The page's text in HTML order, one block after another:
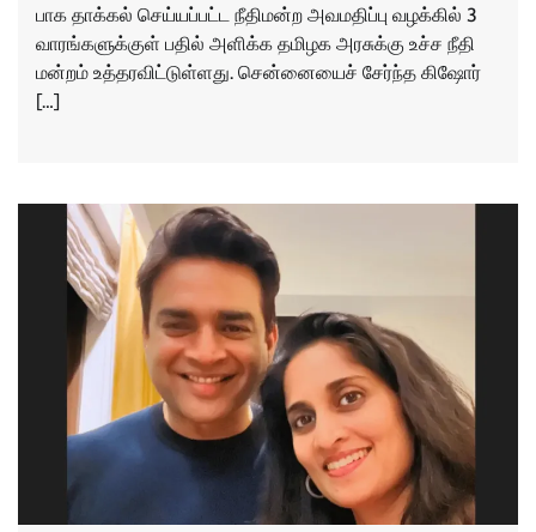
பாக தாக்​கல் செய்​யப்​பட்ட நீதி​மன்ற அவம​திப்பு வழக்​கில் 3
வாரங்​களுக்​குள் பதில் அளிக்க தமிழக அரசுக்கு உச்ச நீதி​
மன்​றம் உத்​தர​விட்​டுள்​ளது. சென்​னையைச் சேர்ந்த கிஷோர்
[…]